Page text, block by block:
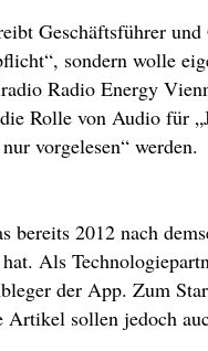
Geschäftsführer
sondern wolle
Radio Energy
Rolle von Audio für
vorgelesen“ werden.
2012 nach
Als
der App. Zum
sollen jedoch